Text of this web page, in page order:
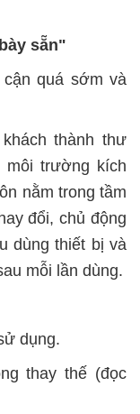
sẵn"
quá sớm và
thành thư
môi trường kích
nằm trong tầm
đổi, chủ động
dùng thiết bị và
mỗi lần dùng.
dụng.
thay thế (đọc